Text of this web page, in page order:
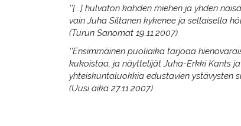
''[...] hulvaton kahden miehen ja yhden
vain Juha Siltanen kykenee ja sellaisella
(Turun Sanomat 19.11.2007)
''Ensimmäinen puoliaika tarjoaa
kukoistaa, ja näyttelijät Juha-Erkki Kants
yhteiskuntaluokkia edustavien ystävysten
(Uusi aika 27.11.2007)